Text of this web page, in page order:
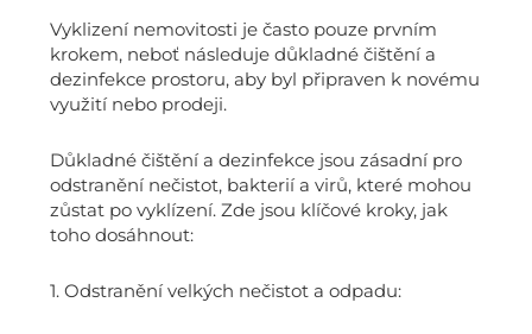
Vyklizení nemovitosti je často pouze prvním
krokem, neboť následuje důkladné čištění a
dezinfekce prostoru, aby byl připraven k novému
využití nebo prodeji.
Důkladné čištění a dezinfekce jsou zásadní pro
odstranění nečistot, bakterií a virů, které mohou
zůstat po vyklízení. Zde jsou klíčové kroky, jak
toho dosáhnout:
1. Odstranění velkých nečistot a odpadu: